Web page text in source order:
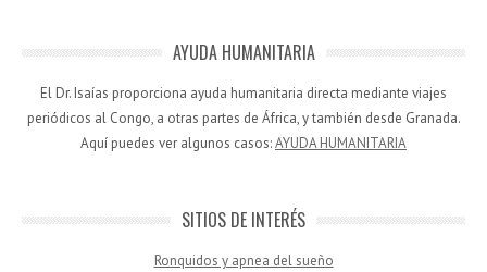
AYUDA HUMANITARIA
El Dr. Isaías proporciona ayuda humanitaria directa mediante viajes
periódicos al Congo, a otras partes de África, y también desde Granada.
Aquí puedes ver algunos casos:AYUDA HUMANITARIA
SITIOS DE INTERÉS
Ronquidos y apnea del sueño